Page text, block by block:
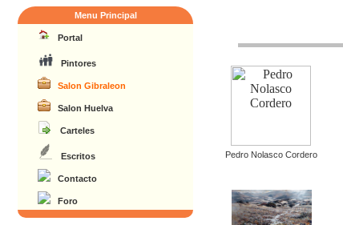
Menu Principal
Portal
Pintores
Salon Gibraleon
Salon Huelva
Carteles
Escritos
Contacto
Foro
Pedro Nolasco Cordero